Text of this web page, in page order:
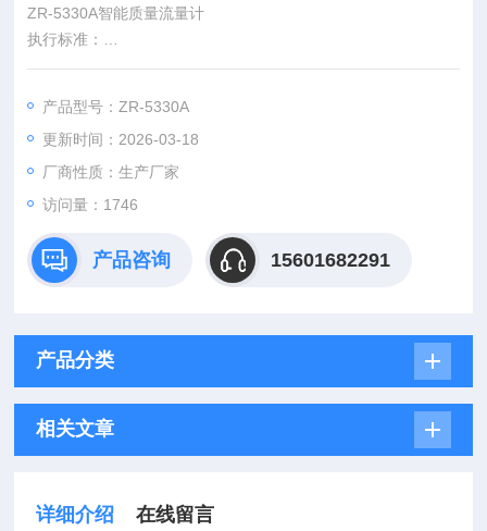
ZR-5330A智能质量流量计
执行标准：
HJ734-2014 固定污染源废气挥发性有机物的测定固相吸附-热脱
GB/T 28848-2012 智能气体流量计
GB/T 32201-2015 气体流量计
产品型号：ZR-5330A
更新时间：2026-03-18
厂商性质：生产厂家
访问量：1746
产品咨询 15601682291
产品分类
相关文章
详细介绍 在线留言